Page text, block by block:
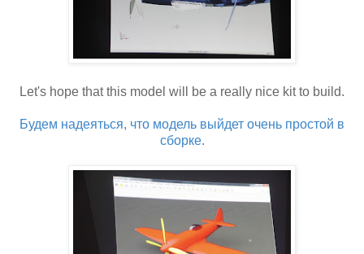
Let's hope that this model will be a really nice kit to build.
Будем надеяться, что модель выйдет очень простой в
сборке.